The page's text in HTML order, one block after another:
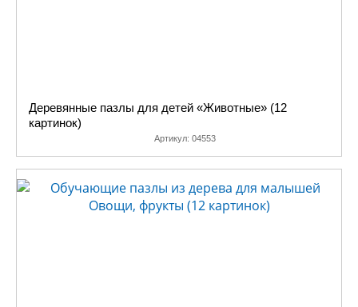
Деревянные пазлы для детей «Животные» (12
картинок)
Артикул: 04553